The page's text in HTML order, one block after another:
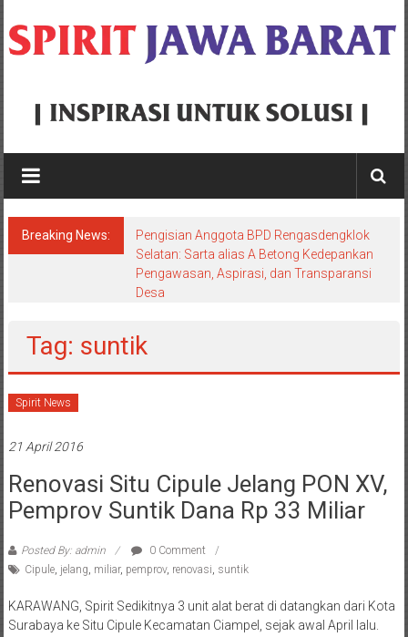
to
content
Spirit
Jawa
Barat
Inspirasi
Breaking News:
Pengisian Anggota BPD Rengasdengklok
Selatan: Sarta alias A Betong Kedepankan
Pengawasan, Aspirasi, dan Transparansi
Desa
Tag: suntik
Spirit News
21 April 2016
Renovasi Situ Cipule Jelang PON XV,
Pemprov Suntik Dana Rp 33 Miliar
Posted By: admin
0 Comment
Cipule, jelang miliar, pemprov, renovasi suntik
KARAWANG, Spirit Sedikitnya 3 unit alat berat di datangkan dari Kota
Surabaya ke Situ Cipule Kecamatan Ciampel, sejak awal April lalu.